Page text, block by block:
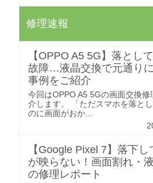
修理速報
【OPPO A5 5G】落とし
故障…液晶交換で元通り
事例をご紹介
今回はOPPO A5 5Gの画面交換修
介します。 「ただスマホを落と
のに画面がおか...
【Google Pixel 7】落下し
が映らない！画面割れ・
の修理レポート